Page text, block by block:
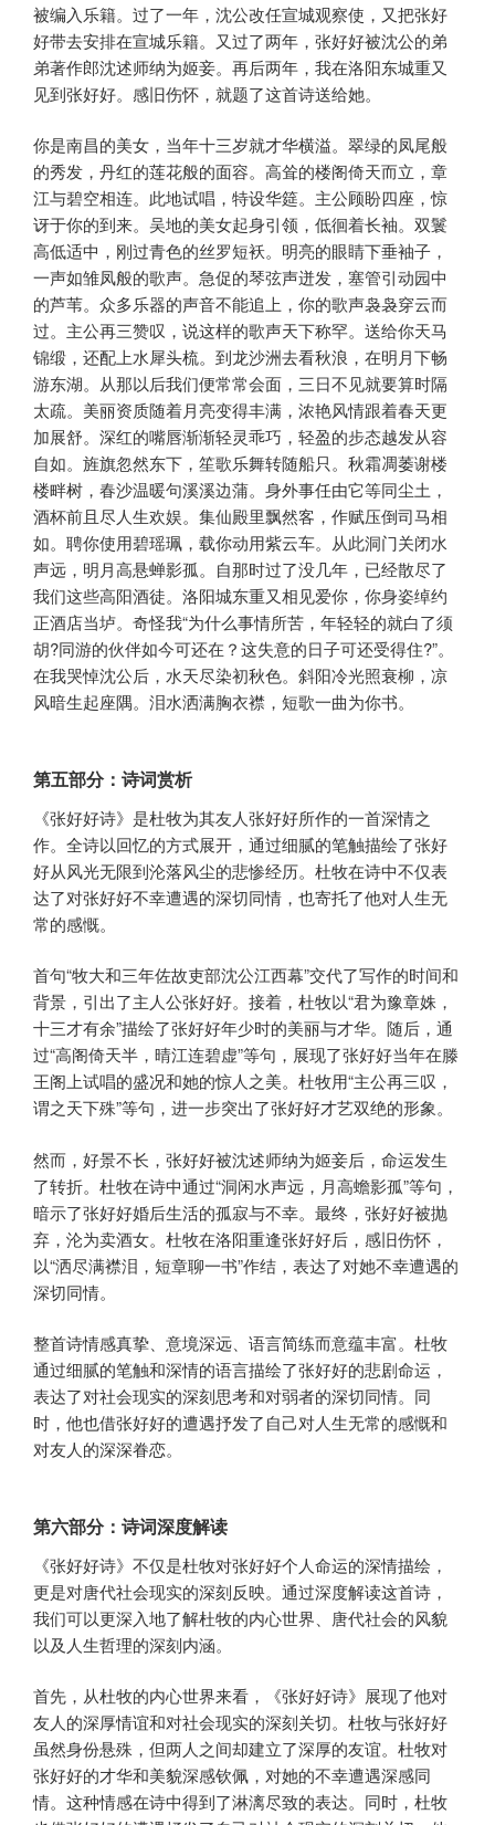
被编入乐籍。过了一年，沈公改任宣城观察使，又把张好
好带去安排在宣城乐籍。又过了两年，张好好被沈公的弟
弟著作郎沈述师纳为姬妾。再后两年，我在洛阳东城重又
见到张好好。感旧伤怀，就题了这首诗送给她。
你是南昌的美女，当年十三岁就才华横溢。翠绿的凤尾般
的秀发，丹红的莲花般的面容。高耸的楼阁倚天而立，章
江与碧空相连。此地试唱，特设华筵。主公顾盼四座，惊
讶于你的到来。吴地的美女起身引领，低徊着长袖。双鬟
高低适中，刚过青色的丝罗短袄。明亮的眼睛下垂袖子，
一声如雏凤般的歌声。急促的琴弦声迸发，塞管引动园中
的芦苇。众多乐器的声音不能追上，你的歌声袅袅穿云而
过。主公再三赞叹，说这样的歌声天下称罕。送给你天马
锦缎，还配上水犀头梳。到龙沙洲去看秋浪，在明月下畅
游东湖。从那以后我们便常常会面，三日不见就要算时隔
太疏。美丽资质随着月亮变得丰满，浓艳风情跟着春天更
加展舒。深红的嘴唇渐渐轻灵乖巧，轻盈的步态越发从容
自如。旌旗忽然东下，笙歌乐舞转随船只。秋霜凋萎谢楼
楼畔树，春沙温暖句溪溪边蒲。身外事任由它等同尘土，
酒杯前且尽人生欢娱。集仙殿里飘然客，作赋压倒司马相
如。聘你使用碧瑶珮，载你动用紫云车。从此洞门关闭水
声远，明月高悬蝉影孤。自那时过了没几年，已经散尽了
我们这些高阳酒徒。洛阳城东重又相见爱你，你身姿绰约
正酒店当垆。奇怪我“为什么事情所苦，年轻轻的就白了须
胡?同游的伙伴如今可还在？这失意的日子可还受得住?”。
在我哭悼沈公后，水天尽染初秋色。斜阳冷光照衰柳，凉
风暗生起座隅。泪水洒满胸衣襟，短歌一曲为你书。
第五部分：诗词赏析
《张好好诗》是杜牧为其友人张好好所作的一首深情之
作。全诗以回忆的方式展开，通过细腻的笔触描绘了张好
好从风光无限到沦落风尘的悲惨经历。杜牧在诗中不仅表
达了对张好好不幸遭遇的深切同情，也寄托了他对人生无
常的感慨。
首句“牧大和三年佐故吏部沈公江西幕”交代了写作的时间和
背景，引出了主人公张好好。接着，杜牧以“君为豫章姝，
十三才有余”描绘了张好好年少时的美丽与才华。随后，通
过“高阁倚天半，晴江连碧虚”等句，展现了张好好当年在滕
王阁上试唱的盛况和她的惊人之美。杜牧用“主公再三叹，
谓之天下殊”等句，进一步突出了张好好才艺双绝的形象。
然而，好景不长，张好好被沈述师纳为姬妾后，命运发生
了转折。杜牧在诗中通过“洞闲水声远，月高蟾影孤”等句，
暗示了张好好婚后生活的孤寂与不幸。最终，张好好被抛
弃，沦为卖酒女。杜牧在洛阳重逢张好好后，感旧伤怀，
以“洒尽满襟泪，短章聊一书”作结，表达了对她不幸遭遇的
深切同情。
整首诗情感真挚、意境深远、语言简练而意蕴丰富。杜牧
通过细腻的笔触和深情的语言描绘了张好好的悲剧命运，
表达了对社会现实的深刻思考和对弱者的深切同情。同
时，他也借张好好的遭遇抒发了自己对人生无常的感慨和
对友人的深深眷恋。
第六部分：诗词深度解读
《张好好诗》不仅是杜牧对张好好个人命运的深情描绘，
更是对唐代社会现实的深刻反映。通过深度解读这首诗，
我们可以更深入地了解杜牧的内心世界、唐代社会的风貌
以及人生哲理的深刻内涵。
首先，从杜牧的内心世界来看，《张好好诗》展现了他对
友人的深厚情谊和对社会现实的深刻关切。杜牧与张好好
虽然身份悬殊，但两人之间却建立了深厚的友谊。杜牧对
张好好的才华和美貌深感钦佩，对她的不幸遭遇深感同
情。这种情感在诗中得到了淋漓尽致的表达。同时，杜牧